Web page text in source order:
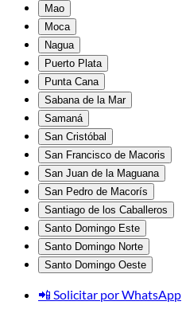
Mao
Moca
Nagua
Puerto Plata
Punta Cana
Sabana de la Mar
Samaná
San Cristóbal
San Francisco de Macoris
San Juan de la Maguana
San Pedro de Macorís
Santiago de los Caballeros
Santo Domingo Este
Santo Domingo Norte
Santo Domingo Oeste
📲 Solicitar por WhatsApp